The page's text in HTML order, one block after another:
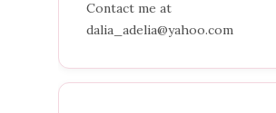
Contact me at
dalia_adelia@yahoo.com